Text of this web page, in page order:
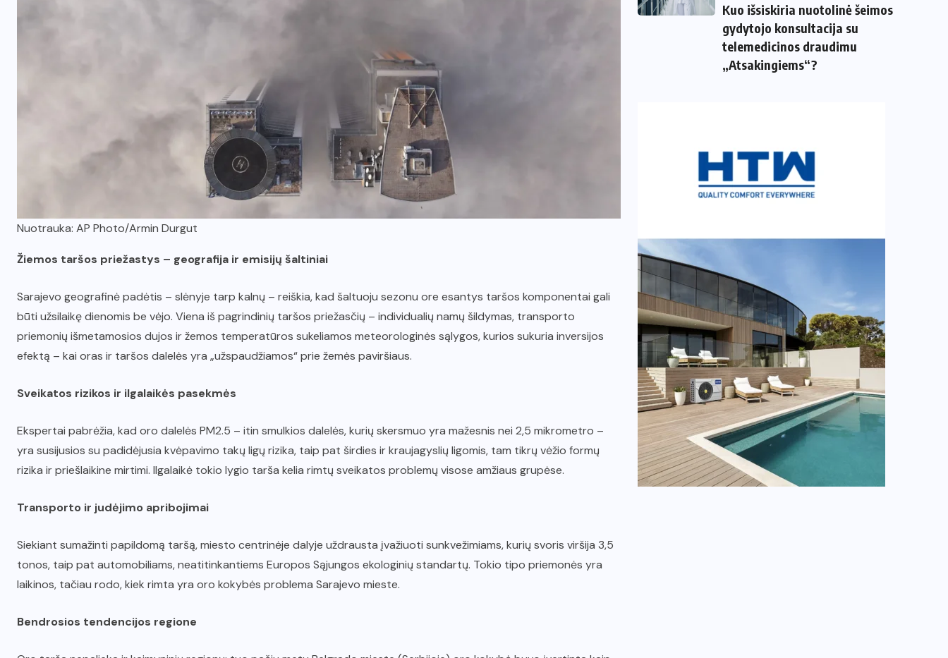
Nuotrauka: AP Photo/Armin Durgut
Žiemos taršos priežastys – geografija ir emisijų šaltiniai
Sarajevo geografinė padėtis – slėnyje tarp kalnų – reiškia, kad šaltuoju sezonu ore esantys taršos komponentai gali
būti užsilaikę dienomis be vėjo. Viena iš pagrindinių taršos priežasčių – individualių namų šildymas, transporto
priemonių išmetamosios dujos ir žemos temperatūros sukeliamos meteorologinės sąlygos, kurios sukuria inversijos
efektą – kai oras ir taršos dalelės yra „užspaudžiamos“ prie žemės paviršiaus.
Sveikatos rizikos ir ilgalaikės pasekmės
Ekspertai pabrėžia, kad oro dalelės PM2.5 – itin smulkios dalelės, kurių skersmuo yra mažesnis nei 2,5 mikrometro –
yra susijusios su padidėjusia kvėpavimo takų ligų rizika, taip pat širdies ir kraujagyslių ligomis, tam tikrų vėžio formų
rizika ir priešlaikine mirtimi. Ilgalaikė tokio lygio tarša kelia rimtų sveikatos problemų visose amžiaus grupėse.
Transporto ir judėjimo apribojimai
Siekiant sumažinti papildomą taršą, miesto centrinėje dalyje uždrausta įvažiuoti sunkvežimiams, kurių svoris viršija 3,5
tonos, taip pat automobiliams, neatitinkantiems Europos Sąjungos ekologinių standartų. Tokio tipo priemonės yra
laikinos, tačiau rodo, kiek rimta yra oro kokybės problema Sarajevo mieste.
Bendrosios tendencijos regione
Kuo išsiskiria nuotolinė šeimos
gydytojo konsultacija su
telemedicinos draudimu
„Atsakingiems“?